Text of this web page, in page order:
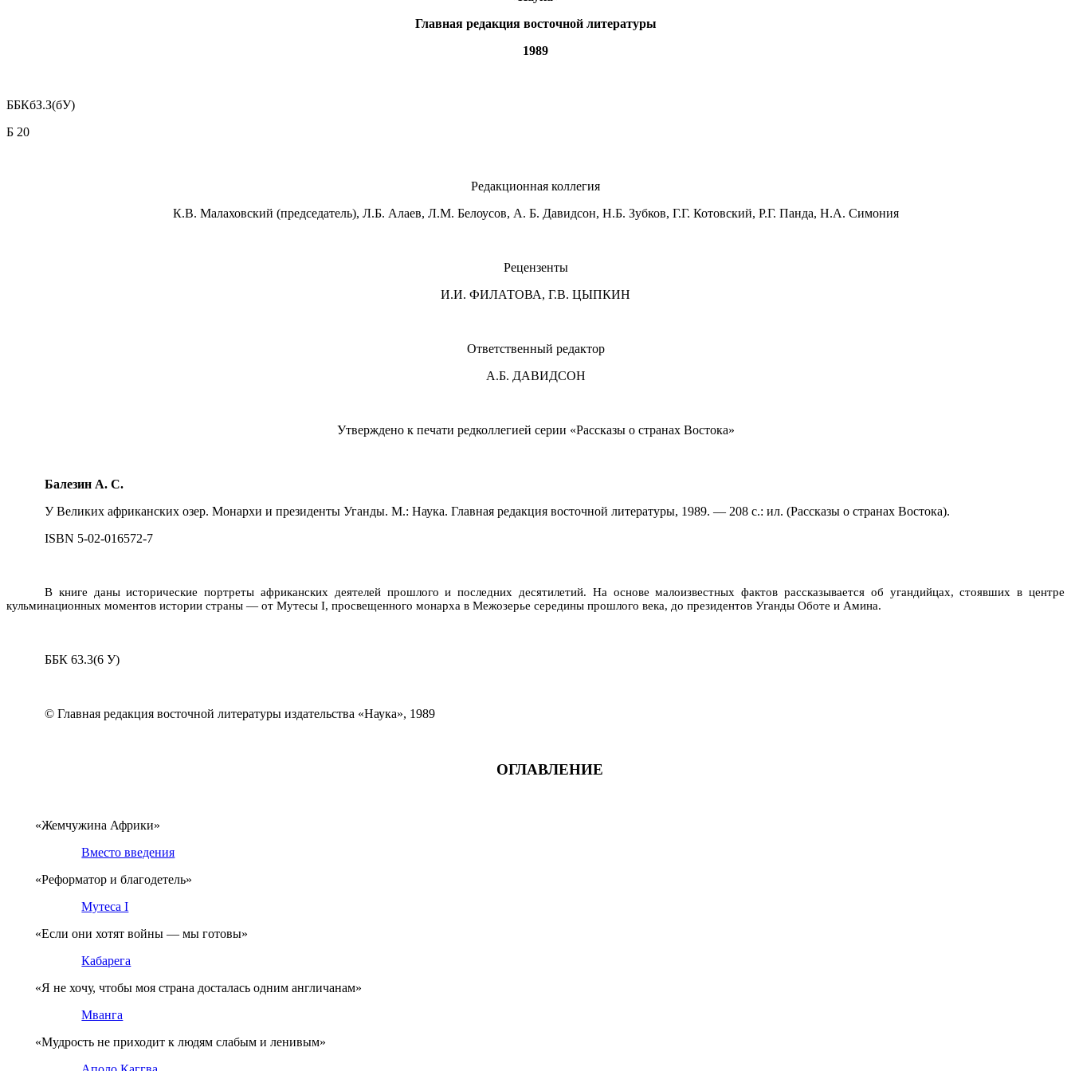
Главная редакция восточной литературы
1989
ББКбЗ.З(бУ)
Б 20
Редакционная коллегия
К.В. Малаховский (председатель), Л.Б. Алаев, Л.М. Белоусов, А. Б. Давидсон, Н.Б. Зубков, Г.Г. Котовский, Р.Г. Панда, Н.А. Симония
Рецензенты
И.И. ФИЛАТОВА, Г.В. ЦЫПКИН
Ответственный редактор
А.Б. ДАВИДСОН
Утверждено к печати редколлегией серии «Рассказы о странах Востока»
Балезин А. С.
У Великих африканских озер. Монархи и президенты Уганды. М.: Наука. Главная редакция восточной лите­ратуры, 1989. — 208 с.: ил. (Рассказы о странах Востока).
ISBN 5-02-016572-7
В книге даны исторические портреты африканских деятелей прошлого и последних десятилетий. На основе малоизвестных фактов рассказывается об угандийцах, стоявших в центре
кульминационных моментов истории страны — от Мутесы I, просвещенного монарха в Межозерье середины прошлого века, до президентов Уганды Оботе и Амина.
ББК 63.3(6 У)
© Главная редакция восточной литературы издательства «Наука», 1989
ОГЛАВЛЕНИЕ
«Жемчужина Африки»
Вместо введения
«Реформатор и благодетель»
Мутеса I
«Если они хотят войны — мы готовы»
Кабарега
«Я не хочу, чтобы моя страна досталась одним англичанам»
Мванга
«Мудрость не приходит к людям слабым и ленивым»